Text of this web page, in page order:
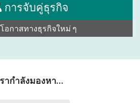
การจับคู่ธุรกิจ
อกาสทางธุรกิจใหม่ ๆ
รากำลังมองหา…